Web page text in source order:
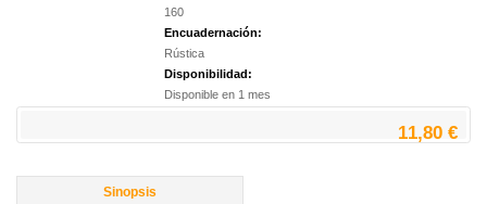
160
Encuadernación:
Rústica
Disponibilidad:
Disponible en 1 mes
11,80 €
Sinopsis